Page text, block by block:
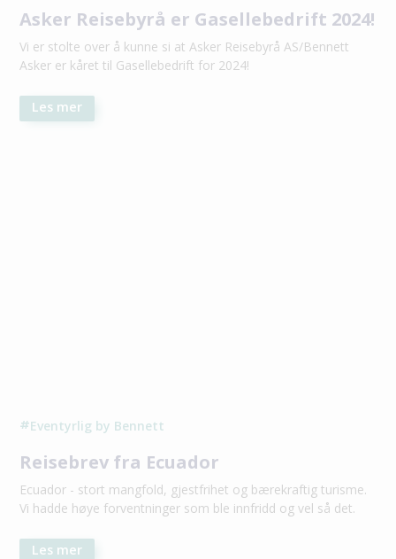
Asker Reisebyrå er Gasellebedrift 2024!
Vi er stolte over å kunne si at Asker Reisebyrå AS/Bennett
Asker er kåret til Gasellebedrift for 2024!
Les mer
#Eventyrlig by Bennett
Reisebrev fra Ecuador
Ecuador - stort mangfold, gjestfrihet og bærekraftig turisme.
Vi hadde høye forventninger som ble innfridd og vel så det.
Les mer